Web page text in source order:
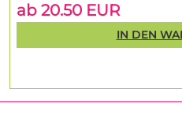
ab 20.50 EUR
IN DEN